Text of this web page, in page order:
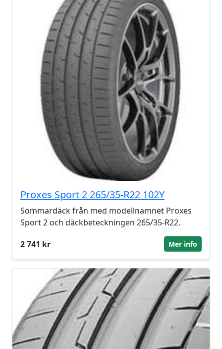
Proxes Sport 2 265/35-R22 102Y
Sommardäck från med modellnamnet Proxes
Sport 2 och däckbeteckningen 265/35-R22.
2 741 kr
Mer info